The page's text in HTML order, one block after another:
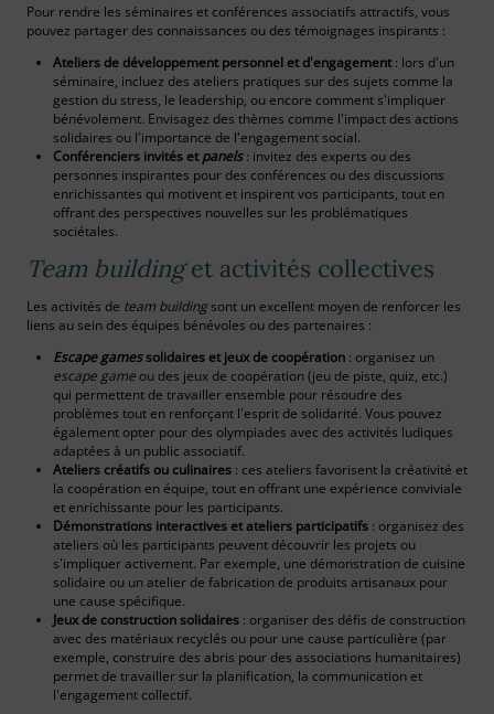
Pour rendre les séminaires et conférences associatifs attractifs, vous
pouvez partager des connaissances ou des témoignages inspirants :
Ateliers de développement personnel et d'engagement: lors d'un
séminaire, incluez des ateliers pratiques sur des sujets comme la
gestion du stress, le leadership, ou encore comment s'impliquer
bénévolement. Envisagez des thèmes comme l'impact des actions
solidaires ou l'importance de l'engagement social.
Conférenciers invités etpanels: invitez des experts ou des
personnes inspirantes pour des conférences ou des discussions
enrichissantes qui motivent et inspirent vos participants, tout en
offrant des perspectives nouvelles sur les problématiques
sociétales.
Team buildinget activités collectives
Les activités de team buildingsont un excellent moyen de renforcer les
liens au sein des équipes bénévoles ou des partenaires :
Escape gamessolidaires et jeux de coopération : organisez un
escape game ou des jeux de coopération (jeu de piste, quiz, etc.)
qui permettent de travailler ensemble pour résoudre des
problèmes tout en renforçant l'esprit de solidarité. Vous pouvez
également opter pour des olympiades avec des activités ludiques
adaptées à un public associatif.
Ateliers créatifs ou culinaires : ces ateliers favorisent la créativité et
la coopération en équipe, tout en offrant une expérience conviviale
et enrichissante pour les participants.
Démonstrations interactives et ateliers participatifs : organisez des
ateliers où les participants peuvent découvrir les projets ou
s'impliquer activement. Par exemple, une démonstration de cuisine
solidaire ou un atelier de fabrication de produits artisanaux pour
une cause spécifique.
Jeux de construction solidaires : organiser des défis de construction
avec des matériaux recyclés ou pour une cause particulière (par
exemple, construire des abris pour des associations humanitaires)
permet de travailler sur la planification, la communication et
l'engagement collectif.